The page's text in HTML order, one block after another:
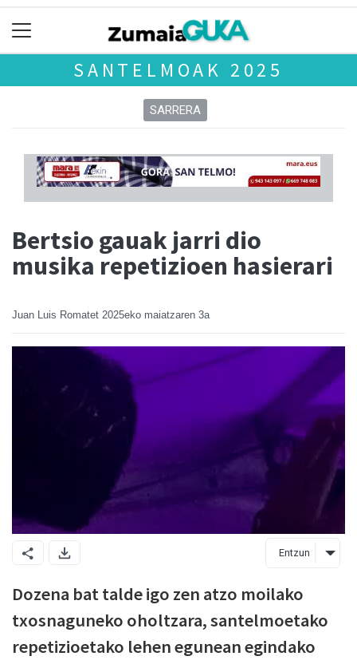
SANTELMOAK 2025
SARRERA
Bertsio gauak jarri dio
musika repetizioen hasierari
Juan Luis Romatet 2025eko maiatzaren 3a
Entzun
Dozena bat talde igo zen atzo moilako
txosnaguneko oholtzara, santelmoetako
repetizioetako lehen egunean egindako